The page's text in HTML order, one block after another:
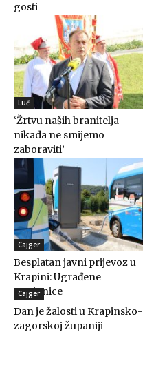
gosti
Luč
‘Žrtvu naših branitelja
nikada ne smijemo
zaboraviti’
Cajger
Besplatan javni prijevoz u
Krapini: Ugrađene
punionice
Cajger
Dan je žalosti u Krapinsko-
zagorskoj županiji